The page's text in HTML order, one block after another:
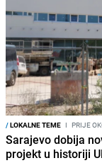
/LOKALNE TEME I PRIJE
Sarajevo dobija
projekt u historiji